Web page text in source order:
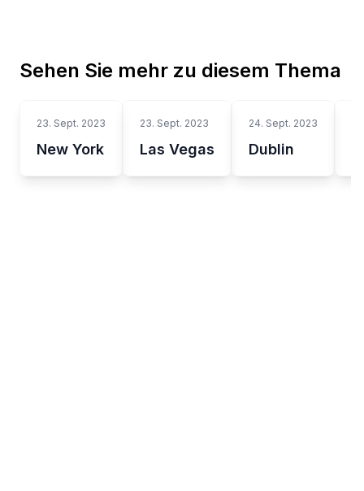
Sehen Sie mehr zu diesem Thema
23. Sept. 2023
New York
23. Sept. 2023
Las Vegas
24. Sept. 2023
Dublin